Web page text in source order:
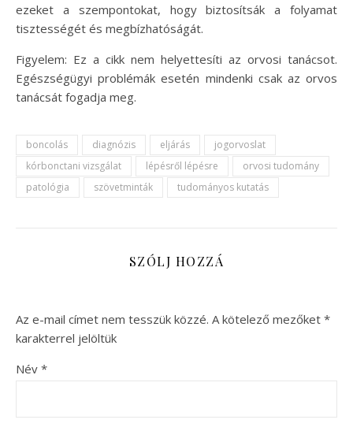
ezeket a szempontokat, hogy biztosítsák a folyamat
tisztességét és megbízhatóságát.
Figyelem: Ez a cikk nem helyettesíti az orvosi tanácsot.
Egészségügyi problémák esetén mindenki csak az orvos
tanácsát fogadja meg.
boncolás diagnózis eljárás
jogorvoslat
kórbonctani vizsgálat
lépésről lépésre
orvosi tudomány
patológia
szövetminták tudományos kutatás
SZÓLJ HOZZÁ
Az e-mail címet nem tesszük közzé. A kötelező mezőket *
karakterrel jelöltük
Név *